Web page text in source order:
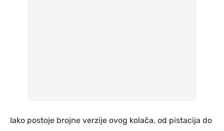
Iako postoje brojne verzije ovog kolača, od pistacija do